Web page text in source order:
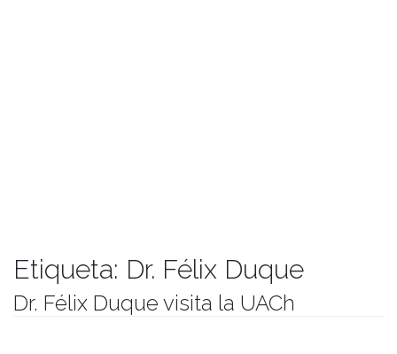
Etiqueta: Dr. Félix Duque
Dr. Félix Duque visita la UACh